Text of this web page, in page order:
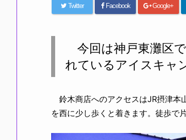
Twitter Facebook Google+
今回は神戸東灘区
れているアイスキャ
鈴木商店へのアクセスはJR摂津本
を西に少し歩くと着きます。徒歩で